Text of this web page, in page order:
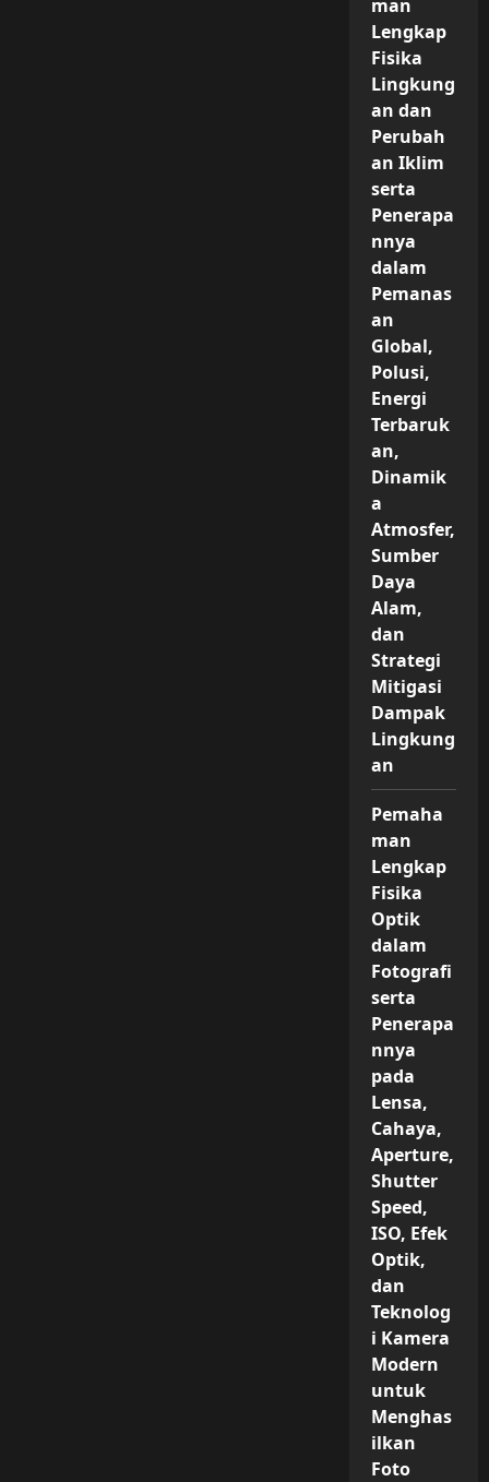
man
Lengkap
Fisika
Lingkung
an dan
Perubah
an Iklim
serta
Penerapa
nnya
dalam
Pemanas
an
Global,
Polusi,
Energi
Terbaruk
an,
Dinamik
a
Atmosfer,
Sumber
Daya
Alam,
dan
Strategi
Mitigasi
Dampak
Lingkung
an
Pemaha
man
Lengkap
Fisika
Optik
dalam
Fotografi
serta
Penerapa
nnya
pada
Lensa,
Cahaya,
Aperture,
Shutter
Speed,
ISO, Efek
Optik,
dan
Teknolog
i Kamera
Modern
untuk
Menghas
ilkan
Foto